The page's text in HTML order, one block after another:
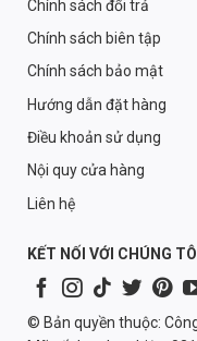
Chính sách đổi trả
Chính sách biên tập
Chính sách bảo mật
Hướng dẫn đặt hàng
Điều khoản sử dụng
Nội quy cửa hàng
Liên hệ
KẾT NỐI VỚI CHÚNG
© Bản quyền thuộc: